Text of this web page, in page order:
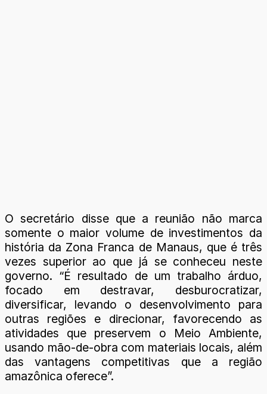
O secretário disse que a reunião não marca
somente o maior volume de investimentos da
história da Zona Franca de Manaus, que é três
vezes superior ao que já se conheceu neste
governo. “É resultado de um trabalho árduo,
focado em destravar, desburocratizar,
diversificar, levando o desenvolvimento para
outras regiões e direcionar, favorecendo as
atividades que preservem o Meio Ambiente,
usando mão-de-obra com materiais locais, além
das vantagens competitivas que a região
amazônica oferece”.